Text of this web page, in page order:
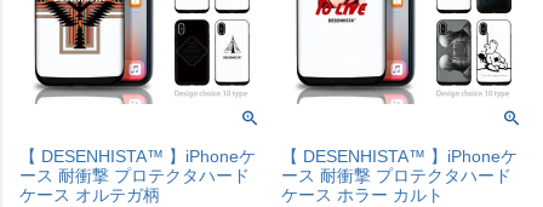
【 DESENHISTA™ 】iPhoneケ
ース 耐衝撃 プロテクタハード
ケース オルテガ柄
【 DESENHISTA™ 】iPhoneケ
ース 耐衝撃 プロテクタハード
ケース ホラー カルト